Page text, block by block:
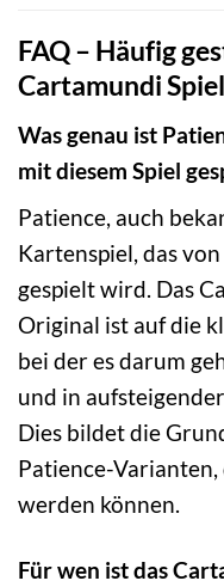
FAQ – Häufig
Cartamundi
Was genau ist
mit diesem Spiel
Patience, auch
Kartenspiel, das
gespielt wird. Das
Original ist auf die
bei der es darum
und in
Dies bildet die
Patience-Varianten,
werden können.
Für wen ist das